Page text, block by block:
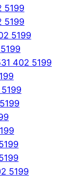
5199
5199
5199
402 5199
5199